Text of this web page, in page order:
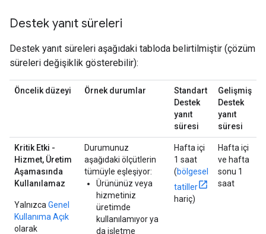
Destek yanıt süreleri
Destek yanıt süreleri aşağıdaki tabloda belirtilmiştir (çözüm
süreleri değişiklik gösterebilir):
Öncelik düzeyi Örnek durumlar
Standart
Destek
yanıt
süresi
Gelişmiş
Destek
yanıt
süresi
Kritik Etki -
Hizmet, Üretim
Aşamasında
Kullanılamaz
Yalnızca Genel
Kullanıma Açık
olarak
Durumunuz
aşağıdaki ölçütlerin
tümüyle eşleşiyor:
Ürününüz veya
hizmetiniz
üretimde
kullanılamıyor ya
da işletme
Hafta içi
1 saat
(bölgesel
tatiller
hariç)
Hafta içi
ve hafta
sonu 1
saat